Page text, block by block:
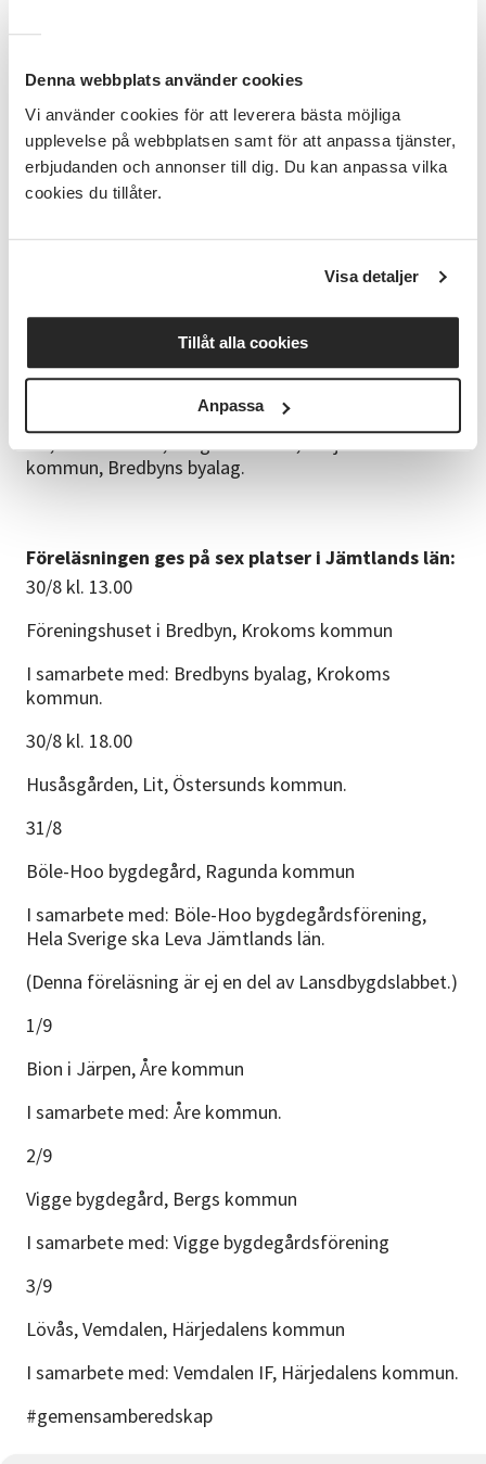
Denna webbplats använder cookies
Vi använder cookies för att leverera bästa möjliga
upplevelse på webbplatsen samt för att anpassa tjänster,
erbjudanden och annonser till dig. Du kan anpassa vilka
cookies du tillåter.
Visa detaljer
Tillåt alla cookies
Anpassa
Datum:
3 september
Tid:18:00
Plats: Lövås Vemdalen
Kostnad:Gratis
Föranmälan:Föranmäl dig gärna så att vi kan
Arrangemanget sker genom Leader Grogrund och
projektet Landsbygdslabbet.
I samarbete med: Hela Sverige ska Leva Jämtlands
län, Åre kommun, Bergs kommun, Härjedalens
kommun, Bredbyns byalag.
Föreläsningen ges på sex platser i Jämtlands län:
30/8 kl. 13.00
Föreningshuset i Bredbyn, Krokoms kommun
I samarbete med: Bredbyns byalag, Krokoms
kommun.
30/8 kl. 18.00
Husåsgården, Lit, Östersunds kommun.
31/8
Böle-Hoo bygdegård, Ragunda kommun
I samarbete med: Böle-Hoo bygdegårdsförening,
Hela Sverige ska Leva Jämtlands län.
(Denna föreläsning är ej en del av Lansdbygdslabbet.)
1/9
Bion i Järpen, Åre kommun
I samarbete med: Åre kommun.
2/9
Vigge bygdegård, Bergs kommun
I samarbete med: Vigge bygdegårdsförening
3/9
Lövås, Vemdalen, Härjedalens kommun
I samarbete med: Vemdalen IF, Härjedalens kommun.
#gemensamberedskap